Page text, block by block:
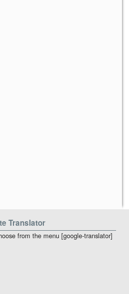
Translator
from the menu [google-translator]